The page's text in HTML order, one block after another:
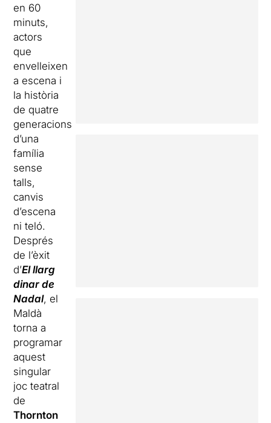
en 60
minuts,
actors
que
envelleixen
a escena i
la història
de quatre
generacions
d’una
família
sense
talls,
canvis
d’escena
ni teló.
Després
de l’èxit
d’El llarg
dinar de
Nadal, el
Maldà
torna a
programar
aquest
singular
joc teatral
de
Thornton